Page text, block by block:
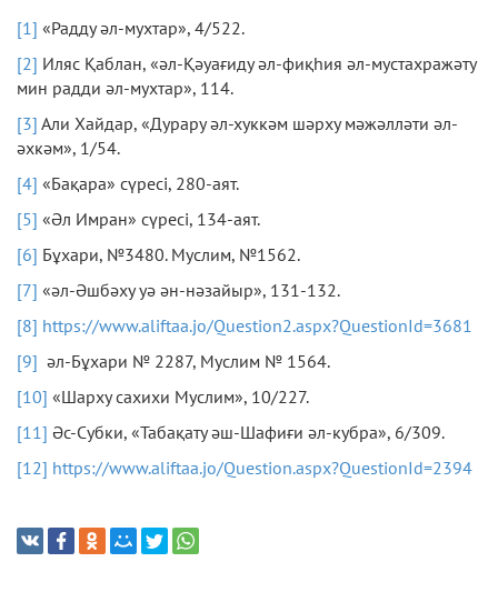
[1] «Радду әл-мухтар», 4/522.
[2] Иляс Қаблан, «әл-Қәуағиду әл-фиқһия әл-мустахражәту
мин радди әл-мухтар», 114.
[3] Али Хайдар, «Дурару әл-хуккәм шәрху мәжәлләти әл-
әхкәм», 1/54.
[4] «Бақара» сүресі, 280-аят.
[5] «Әл Имран» сүресі, 134-аят.
[6] Бұхари, №3480. Муслим, №1562.
[7] «әл-Әшбәху уә ән-нәзайыр», 131-132.
[8] https://www.aliftaa.jo/Question2.aspx?QuestionId=3681
[9] әл-Бұхари № 2287, Муслим № 1564.
[10] «Шарху сахихи Муслим», 10/227.
[11] Әс-Субки, «Табақату әш-Шафиғи әл-кубра», 6/309.
[12] https://www.aliftaa.jo/Question.aspx?QuestionId=2394